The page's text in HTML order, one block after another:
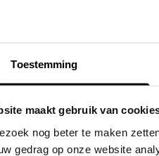
Toestemming
maakt gebruik van
nog beter te maken
gedrag op onze website